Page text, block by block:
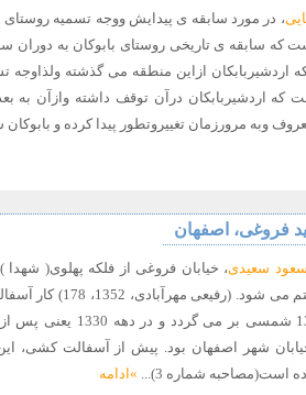
، در مورد سابقه ی پیدایش ووجه تسمیه روستای
که سابقه ی تاریخی روستای بابوکان به دوران
اردشیربابکان ازاین منطقه می گذشته ولذاوجه
که اردشیربابکان درآن توقف داشته وازآن به
وبه مرورزمان تغییروتطور پیدا کرده و
فروغی، اصفهان
سعیدی، خیابان فروغی از فلکه پهلوی( شهدا
تهران ختم می شود.
دهه 1320 شمسی بر می
شهر اصفهان بود. پیش از آسفالت کشی،
است(مصاحبه شماره 3)...
»ادامه